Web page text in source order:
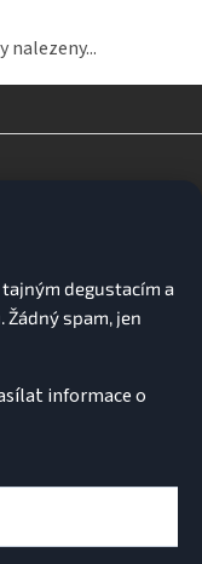
nalezeny...
informace o